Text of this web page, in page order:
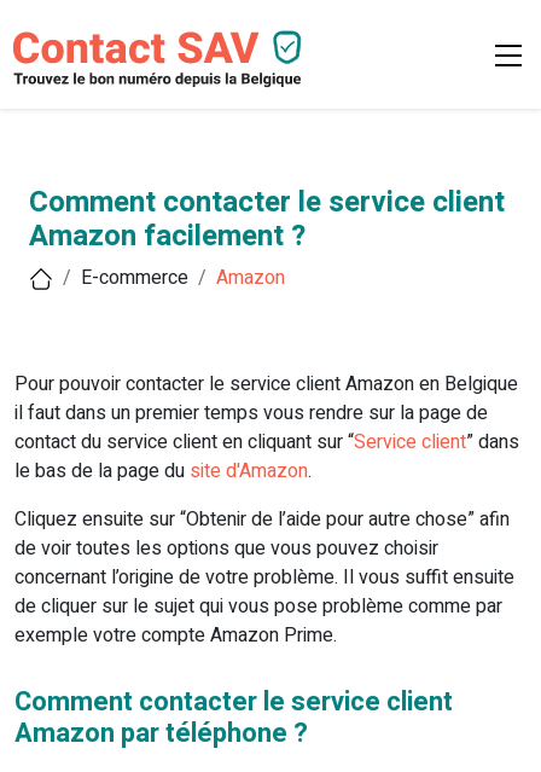
Comment contacter le service client
Amazon facilement ?
E-commerce Amazon
Pour pouvoir contacter le service client Amazon en Belgique
il faut dans un premier temps vous rendre sur la page de
contact du service client en cliquant sur “Service client” dans
le bas de la page du site d'Amazon.
Cliquez ensuite sur “Obtenir de l’aide pour autre chose” afin
de voir toutes les options que vous pouvez choisir
concernant l’origine de votre problème. Il vous suffit ensuite
de cliquer sur le sujet qui vous pose problème comme par
exemple votre compte Amazon Prime.
Comment contacter le service client
Amazon par téléphone ?